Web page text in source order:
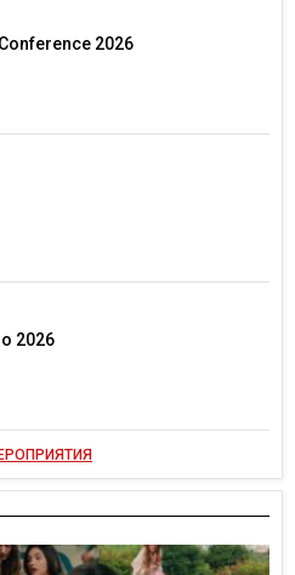
2026
2026